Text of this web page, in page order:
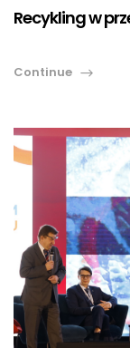
Recykling w
Continue